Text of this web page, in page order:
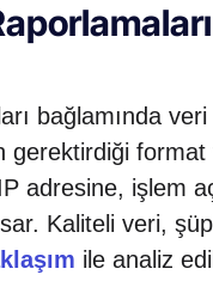
bağlamında
adresine, işlem
Kaliteli veri,
ile analiz